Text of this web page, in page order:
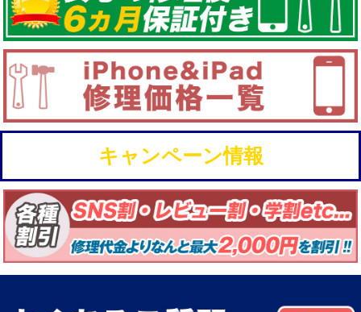
キャンペーン情報